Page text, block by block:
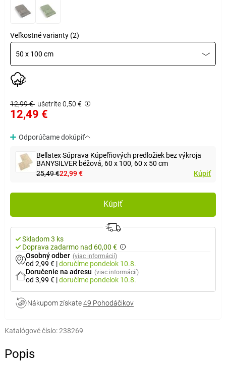
Veľkostné varianty (2)
50 x 100 cm
12,99 € ušetríte 0,50 €
12,49 €
Odporúčame dokúpiť
Bellatex Súprava Kúpeľňových predložiek bez výkroja
BANYSILVER béžová, 60 x 100, 60 x 50 cm
25,49 €22,99 € Kúpiť
Kúpiť
Skladom 3 ks
Doprava zadarmo nad 60,00 €
Osobný odber (viac informácií)
od 2,99 € |doručíme pondelok 10.8.
Doručenie na adresu (viac informácií)
od 3,99 € |doručíme pondelok 10.8.
Nákupom získate49 Pohodáčikov
Katalógové číslo:238269
Popis